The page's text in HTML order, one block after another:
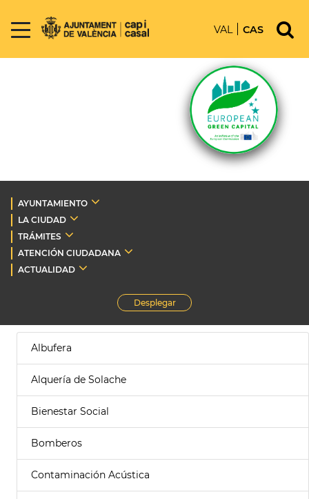
VAL CAS
AYUNTAMIENTO
LA CIUDAD
TRÁMITES
ATENCIÓN CIUDADANA
ACTUALIDAD
Desplegar
Albufera
Alquería de Solache
Bienestar Social
Bomberos
Contaminación Acústica